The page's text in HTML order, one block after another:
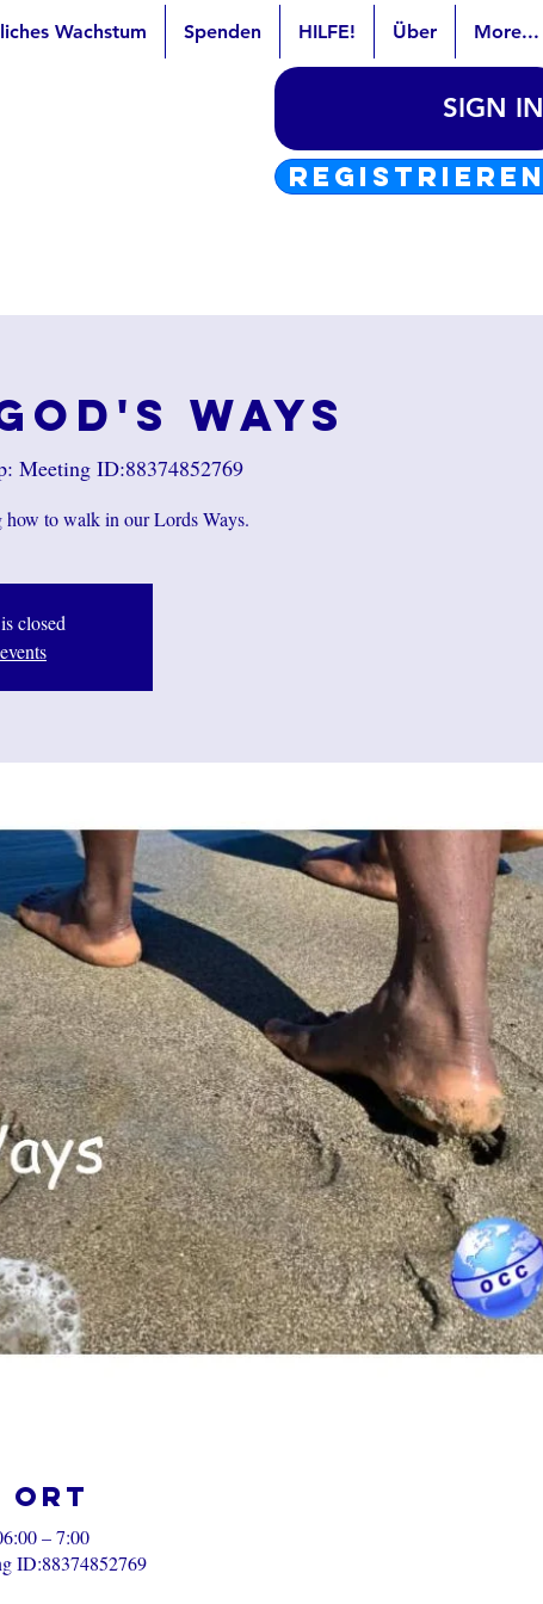
Wachstum Spenden HILFE! Über More...
Ways
Meeting ID:88374852769
to walk in our Lords Ways.
closed
Ort
– 7:00
ID:88374852769
SIGN IN
REGISTRIEREN